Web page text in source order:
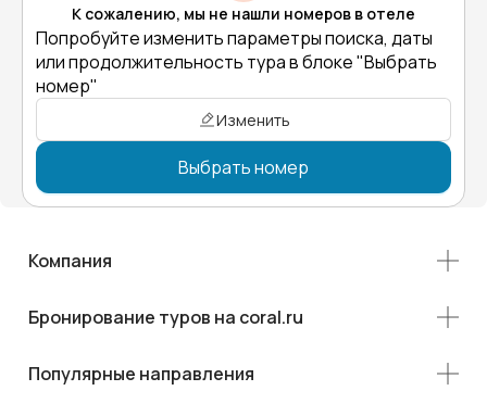
К сожалению, мы не нашли номеров в отеле
Попробуйте изменить параметры поиска, даты
или продолжительность тура в блоке "Выбрать
номер"
Изменить
Выбрать номер
Компания
Бронирование туров на coral.ru
Популярные направления